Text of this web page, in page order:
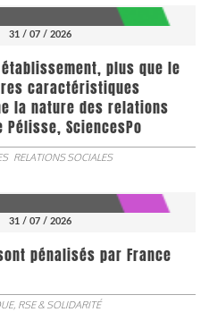
31 / 07 / 2026
plus que le
caractéristiques
la nature des relations
SciencesPo
RELATIONS SOCIALES
31 / 07 / 2026
pénalisés par France
RSE & SOLIDARITÉ